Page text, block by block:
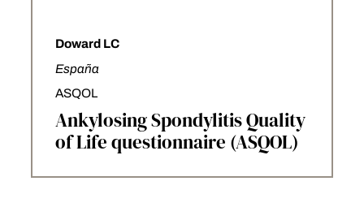
Doward LC
España
ASQOL
Ankylosing Spondylitis Quality
of Life questionnaire (ASQOL)